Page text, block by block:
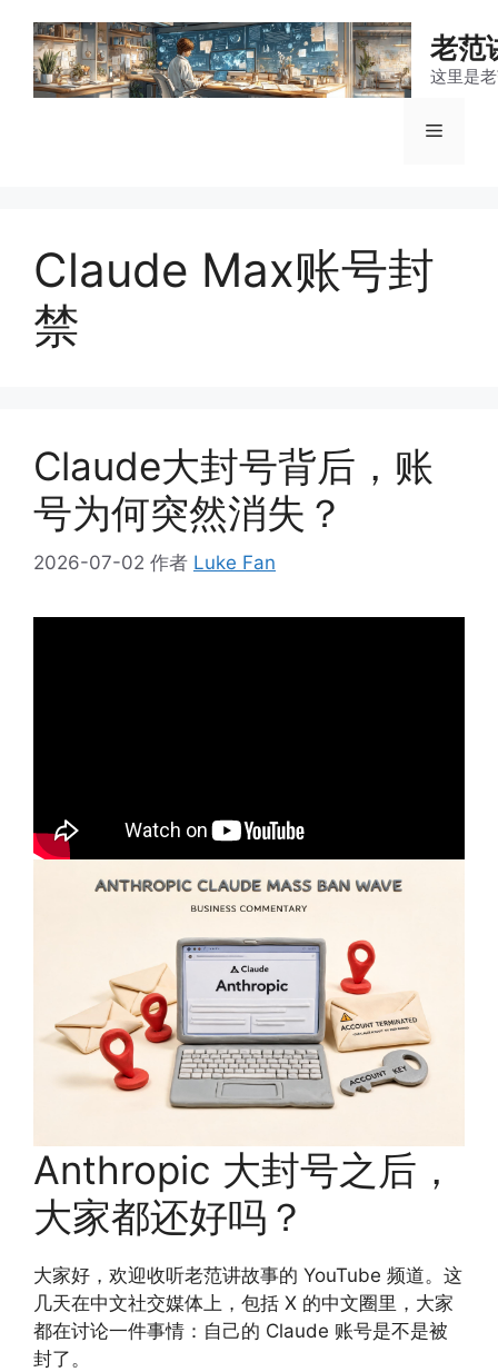
老范
这里是
菜
Claude Max账号封
禁
Claude大封号背后，账
号为何突然消失？
2026-07-02 作者 Luke Fan
Anthropic 大封号之后，
大家都还好吗？
大家好，欢迎收听老范讲故事的 YouTube 频道。这
几天在中文社交媒体上，包括 X 的中文圈里，大家
都在讨论一件事情：自己的 Claude 账号是不是被
封了。